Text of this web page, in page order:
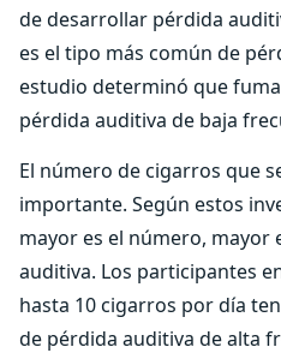
de desarrollar pérdida
es el tipo más común de
estudio determinó que
pérdida auditiva de baja
El número de cigarros que
importante. Según estos
mayor es el número, mayor
auditiva. Los participantes
hasta 10 cigarros por día
de pérdida auditiva de alta